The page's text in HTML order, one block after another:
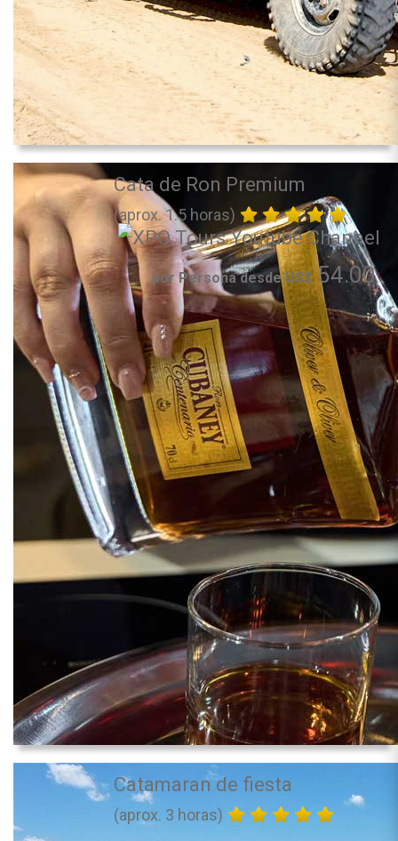
Cata de Ron Premium
(aprox. 1.5 horas)
por Persona desde US$54.00
Catamaran de fiesta
(aprox. 3 horas)